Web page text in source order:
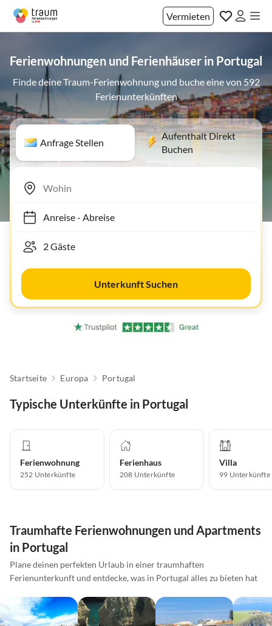
Vermieten
Ferienwohnungen und Ferienhäuser in Portugal
Finde deine Traum-Ferienwohnung und buche eine von 592
Ferienunterkünften
Anfrage Stellen
Aufenthalt Direkt
Buchen
Anreise- Abreise
Unterkunft Suchen
Startseite Europa Portugal
Typische Unterkünfte in Portugal
Ferienwohnung
252 Unterkünfte
Ferienhaus
208 Unterkünfte
Villa
99 Unterkünfte
Traumhafte Ferienwohnungen und Apartments
in Portugal
Plane deinen perfekten Urlaub in einer traumhaften
Ferienunterkunft und entdecke, was in Portugal alles zu bieten hat